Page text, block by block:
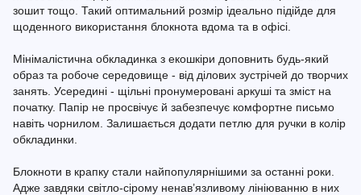
зошит тощо. Такий оптимальний розмір ідеально підійде для
щоденного використання блокнота вдома та в офісі.
Мінімалістична обкладинка з екошкіри доповнить будь-який
образ та робоче середовище - від ділових зустрічей до творчих
занять. Усередині - щільні пронумеровані аркуші та зміст на
початку. Папір не просвічує й забезпечує комфортне письмо
навіть чорнилом. Залишається додати петлю для ручки в колір
обкладинки.
Блокноти в крапку стали найпопулярнішими за останні роки.
Адже завдяки світло-сірому ненав’язливому лініюванню в них